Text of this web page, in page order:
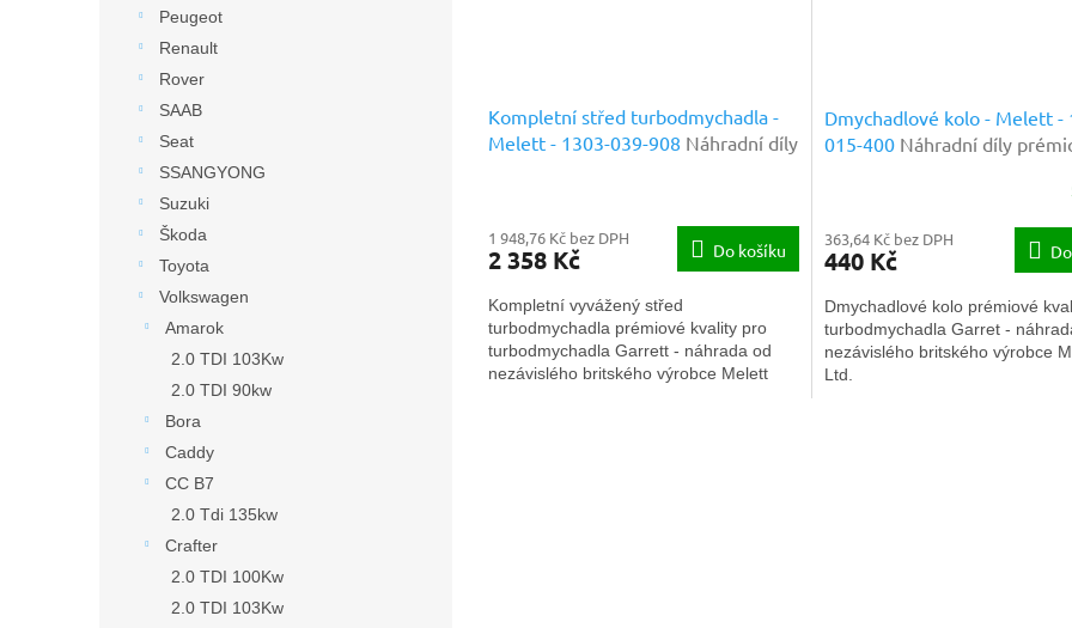
Peugeot
Renault
Rover
SAAB
Seat
SSANGYONG
Suzuki
Škoda
Toyota
Volkswagen
Amarok
2.0 TDI 103Kw
2.0 TDI 90kw
Bora
Caddy
CC B7
2.0 Tdi 135kw
Crafter
2.0 TDI 100Kw
2.0 TDI 103Kw
Kompletní střed turbodmychadla -
Melett - 1303-039-908 Náhradní díly
1 948,76 Kč bez DPH
2 358 Kč Do košíku
Kompletní vyvážený střed
turbodmychadla prémiové kvality pro
turbodmychadla Garrett - náhrada od
nezávislého britského výrobce Melett
Dmychadlové kolo - Melett -
015-400 Náhradní díly
363,64 Kč bez DPH
440 Kč
Dmychadlové kolo prémiové
turbodmychadla Garret -
nezávislého britského výrobce
Ltd.